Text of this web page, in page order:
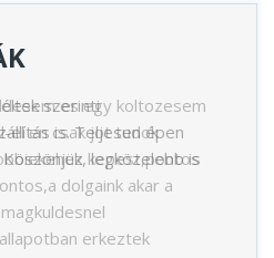
szerinti
is. Teljesen épen
legközelebb is
es egy koltozesem
el en csak jot tudok
kepest,pontos
dolgaink akar a
erkeztek